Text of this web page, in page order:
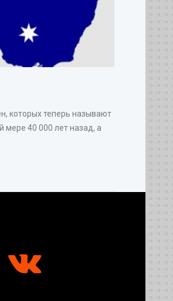
которых теперь называют
мере 40 000 лет назад, а